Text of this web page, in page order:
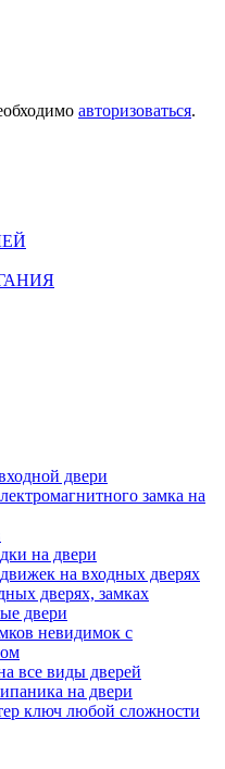
авторизоваться.
двери
замка на
на двери
на входных дверях
дверях, замках
двери
невидимок с
все виды дверей
на двери
ключ любой сложности